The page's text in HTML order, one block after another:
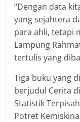
“Dengan data
yang sejahtera
para ahli, tetapi
Lampung
tertulis yang
Tiga buku yang
berjudul Cerita
Statistik
Potret